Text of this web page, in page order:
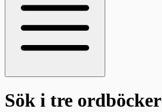
Sök i tre ordböcker